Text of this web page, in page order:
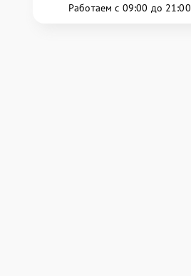
Работаем с 09:00 до 21:00